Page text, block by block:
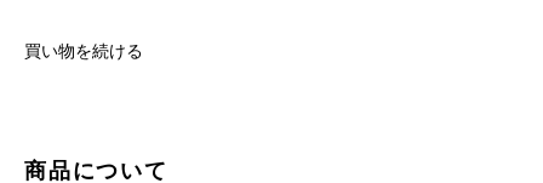
買い物を続ける
商品について